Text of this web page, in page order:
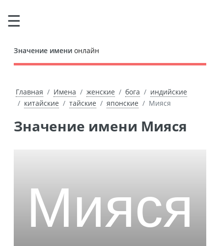
Значение имени онлайн
Главная Имена женские бога
индийские
китайские
тайские японские Мияся
Значение имени Мияся